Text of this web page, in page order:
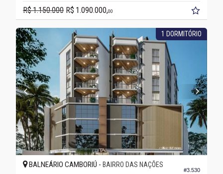
R$ 1.150.000 R$ 1.090.000,00
1 DORMITÓRIO
#3.530
BALNEÁRIO CAMBORIÚ - BAIRRO DAS NAÇÕES